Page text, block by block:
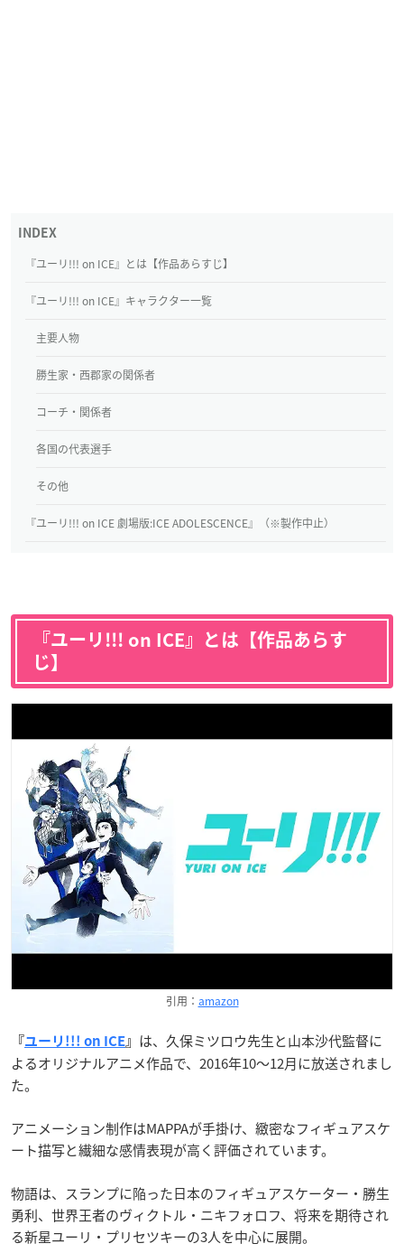
『ユーリ!!! on ICE』とは【作品あらすじ】
『ユーリ!!! on ICE』キャラクター一覧
主要人物
勝生家・西郡家の関係者
コーチ・関係者
各国の代表選手
その他
『ユーリ!!! on ICE 劇場版:ICE ADOLESCENCE』（※製作中止）
『ユーリ!!! on ICE』とは【作品あらす
じ】
引用： amazon
『ユーリ!!! on ICE 』 は、久保ミツロウ先生と山本沙代監督に
よるオリジナルアニメ作品で、2016年10〜12月に放送されまし
た。
アニメーション制作はMAPPAが手掛け、緻密なフィギュアスケ
ート描写と繊細な感情表現が高く評価されています。
物語は、スランプに陥った日本のフィギュアスケーター・勝生
勇利、世界王者のヴィクトル・ニキフォロフ、将来を期待され
る新星ユーリ・プリセツキーの3人を中心に展開。